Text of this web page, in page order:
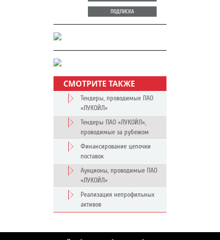
ПОДПИСКА
СМОТРИТЕ ТАКЖЕ
Тендеры, проводимые ПАО
«ЛУКОЙЛ»
Тендеры ПАО «ЛУКОЙЛ»,
проводимые за рубежом
Финансирование цепочки
поставок
Аукционы, проводимые ПАО
«ЛУКОЙЛ»
Реализация непрофильных
активов